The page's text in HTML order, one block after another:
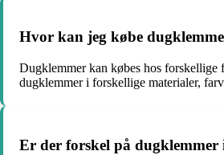
Hvor kan jeg købe
Dugklemmer kan købes hos
dugklemmer i forskellige materialer,
Er der forskel på dugklemmer